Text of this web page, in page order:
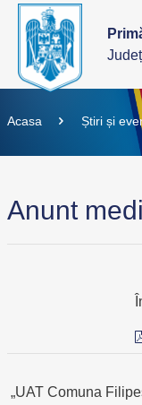
Acasa Știri și
Anunt
„UAT Comuna